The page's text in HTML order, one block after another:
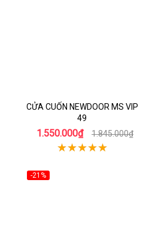
CỬA CUỐN NEWDOOR MS VIP
49
1.550.000₫ 1.845.000₫
-21%